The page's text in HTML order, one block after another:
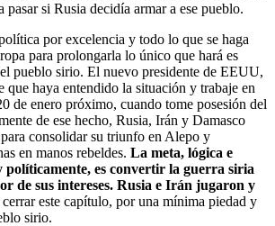
pasar si Rusia decidía armar a ese pueblo.
por excelencia y todo lo que se haga
para prolongarla lo único que hará es
pueblo sirio. El nuevo presidente de EEUU,
que haya entendido la situación y trabaje en
de enero próximo, cuando tome posesión del
de ese hecho, Rusia, Irán y Damasco
consolidar su triunfo en Alepo y
en manos rebeldes. La meta, lógica e
es convertir la guerra siria
de sus intereses. Rusia e Irán jugaron y
cerrar este capítulo, por una mínima piedad y
sirio.